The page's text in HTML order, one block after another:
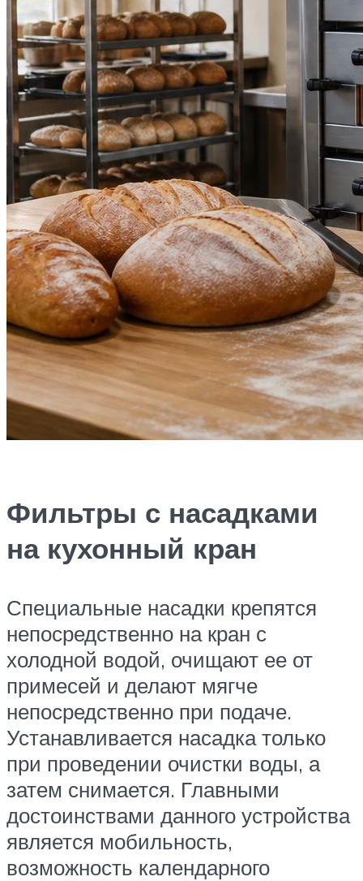
Фильтры с насадками
на кухонный кран
Специальные насадки крепятся
непосредственно на кран с
холодной водой, очищают ее от
примесей и делают мягче
непосредственно при подаче.
Устанавливается насадка только
при проведении очистки воды, а
затем снимается. Главными
достоинствами данного устройства
является мобильность,
возможность календарного